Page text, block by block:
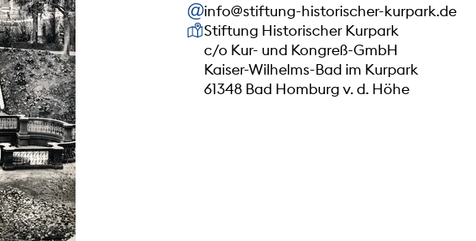
info@stiftung-historischer-kurpark.de
Unsere Anschrift
Stiftung Historischer Kurpark
c/o Kur- und Kongreß-GmbH
Kaiser-Wilhelms-Bad im Kurpark
61348 Bad Homburg v. d. Höhe